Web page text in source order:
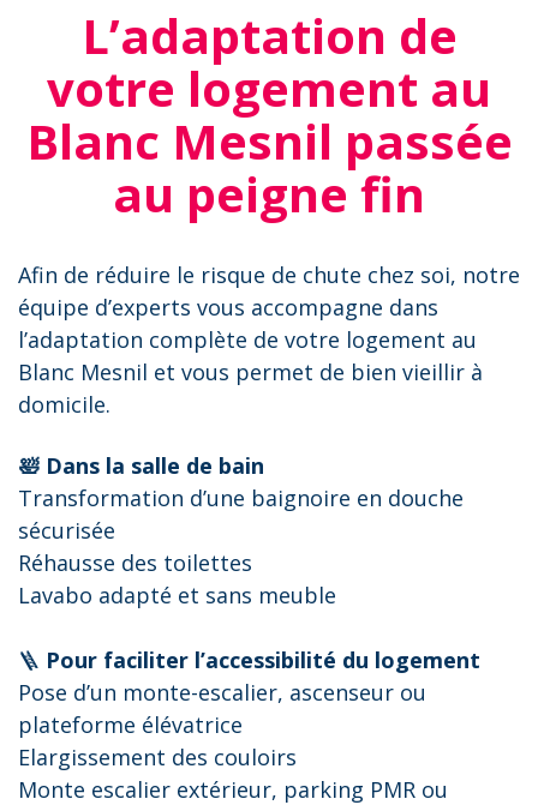
L’adaptation de
votre logement au
Blanc Mesnil passée
au peigne fin
Afin de réduire le risque de chute chez soi, notre
équipe d’experts vous accompagne dans
l’adaptation complète de votre logement au
Blanc Mesnil et vous permet de bien vieillir à
domicile.
🛀 Dans la salle de bain
Transformation d’une baignoire en douche
sécurisée
Réhausse des toilettes
Lavabo adapté et sans meuble
🪜 Pour faciliter l’accessibilité du logement
Pose d’un monte-escalier, ascenseur ou
plateforme élévatrice
Elargissement des couloirs
Monte escalier extérieur, parking PMR ou